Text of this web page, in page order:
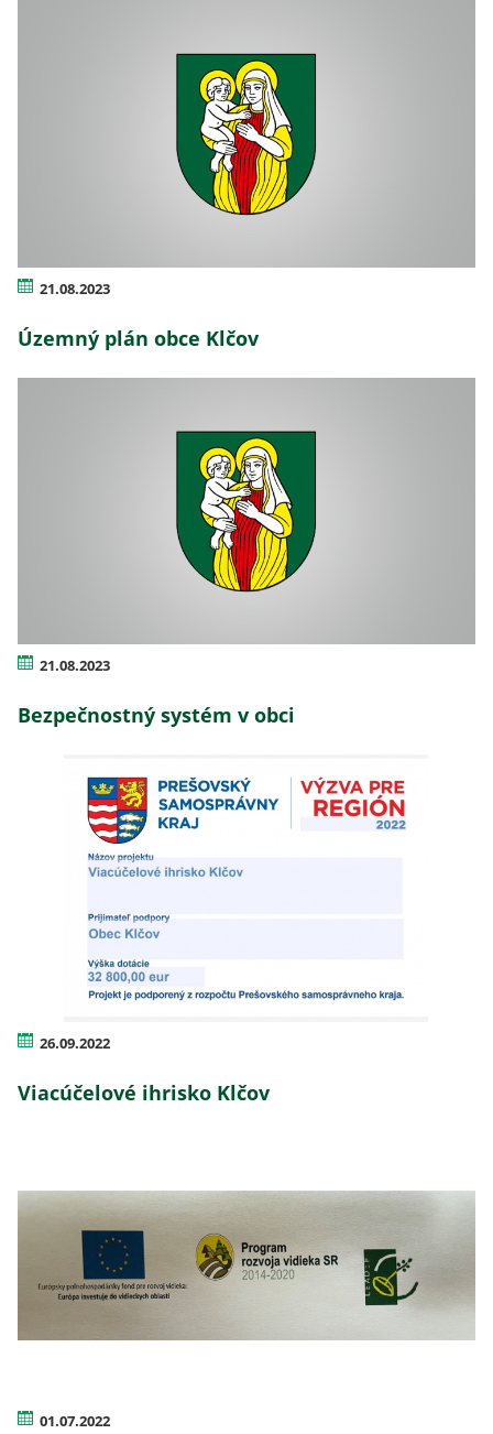
21.08.2023
Územný plán obce Klčov
21.08.2023
Bezpečnostný systém v obci
26.09.2022
Viacúčelové ihrisko Klčov
01.07.2022